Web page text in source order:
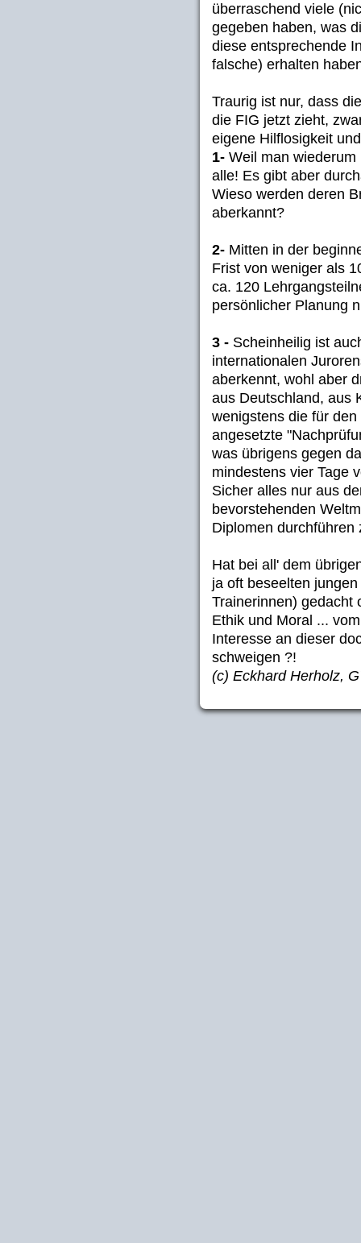
überraschend viele
gegeben haben, was
diese entsprechende
falsche) erhalten
Traurig ist nur, dass
die FIG jetzt zieht,
eigene Hilflosigkeit
1- Weil man
alle! Es gibt aber
Wieso werden deren
aberkannt?
2- Mitten in der
Frist von weniger als
ca. 120
persönlicher Planung
3 - Scheinheilig ist
internationalen
aberkennt, wohl aber
aus Deutschland, aus
wenigstens die für
angesetzte
was übrigens gegen
mindestens vier Tage
Sicher alles nur aus
bevorstehenden
Diplomen durchführen
Hat bei all' dem
ja oft beseelten
Trainerinnen) gedacht
Ethik und Moral ...
Interesse an dieser
schweigen ?!
(c) Eckhard Herholz,